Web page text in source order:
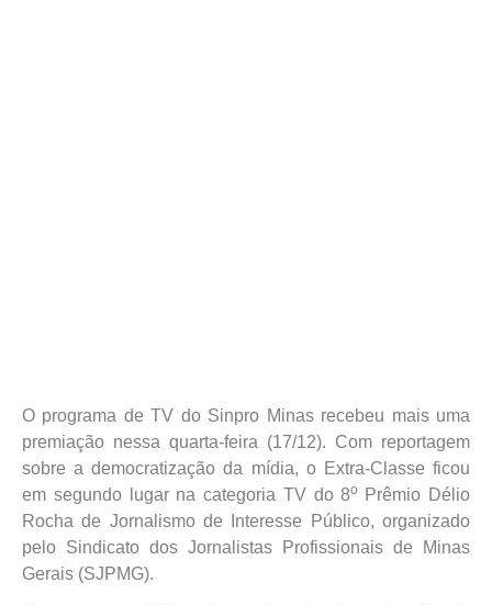
O programa de TV do Sinpro Minas recebeu mais uma
premiação nessa quarta-feira (17/12). Com reportagem
sobre a democratização da mídia, o Extra-Classe ficou
em segundo lugar na categoria TV do 8o
Prêmio Délio
Rocha de Jornalismo de Interesse Público, organizado
pelo Sindicato dos Jornalistas Profissionais de Minas
Gerais (SJPMG).